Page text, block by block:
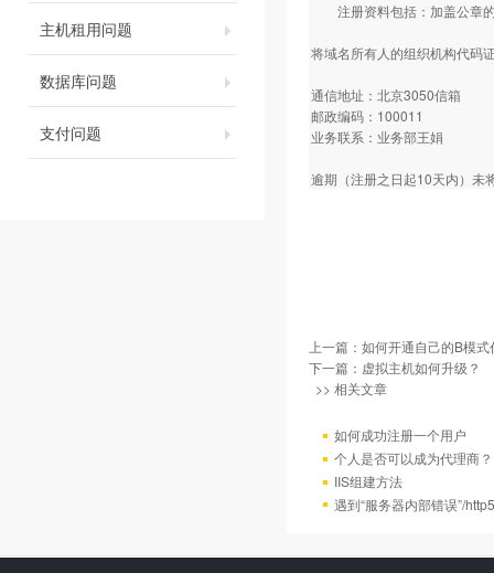
主机租用问题
数据库问题
支付问题
注册资料包括：加盖公章
将域名所有人的组织机构代码
通信地址：北京3050信箱
邮政编码：100011
业务联系：业务部王娟
逾期（注册之日起10天内）未
上一篇： 如何开通自己的B模式
下一篇： 虚拟主机如何升级？
>> 相关文章
如何成功注册一个用户
个人是否可以成为代理商？
IIS组建方法
遇到“服务器内部错误”/